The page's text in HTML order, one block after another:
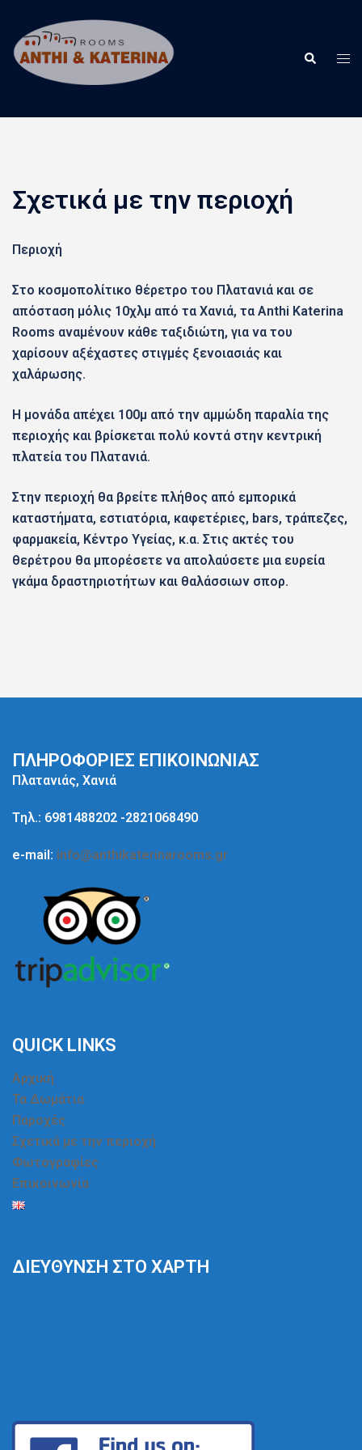
content
Search
Σχετικά με την περιοχή
Περιοχή
Στο κοσμοπολίτικο θέρετρο του Πλατανιά και σε
απόσταση μόλις 10χλμ από τα Χανιά, τα Anthi Katerina
Rooms αναμένουν κάθε ταξιδιώτη, για να του
χαρίσουν αξέχαστες στιγμές ξενοιασιάς και
χαλάρωσης.
Η μονάδα απέχει 100μ από την αμμώδη παραλία της
περιοχής και βρίσκεται πολύ κοντά στην κεντρική
πλατεία του Πλατανιά.
Στην περιοχή θα βρείτε πλήθος από εμπορικά
καταστήματα, εστιατόρια, καφετέριες, bars, τράπεζες,
φαρμακεία, Κέντρο Υγείας, κ.α. Στις ακτές του
θερέτρου θα μπορέσετε να απολαύσετε μια ευρεία
γκάμα δραστηριοτήτων και θαλάσσιων σπορ.
ΠΛΗΡΟΦΟΡΙΕΣ ΕΠΙΚΟΙΝΩΝΙΑΣ
Πλατανιάς, Χανιά
Tηλ.: 6981488202 -2821068490
e-mail: info@anthikaterinarooms.gr
QUICK LINKS
Αρχική
Τα Δωμάτια
Παροχές
Σχετικά με την περιοχή
Φωτογραφίες
Επικοινωνία
ΔΙΕΎΘΥΝΣΗ ΣΤΟ ΧΆΡΤΗ